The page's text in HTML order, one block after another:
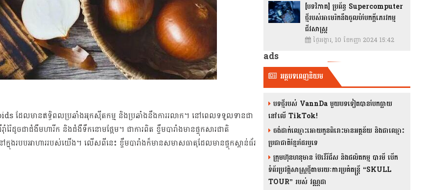
ដែលមានឥទ្ធិពលប្រឆាំងអុកស៊ីតកម្ម និងប្រឆាំងនឹងការរលាក។ នៅពេលទទួលទានជា
ៃដូចជាជំងឺមហារីក និងជំងឺទឹកនោមផ្អែម។ ជាការពិត ខ្ទឹមបារាំងមានផ្ទុកសារជាតិ
របបអាហាររបស់យើង។ លើសពីនេះ ខ្ទឹមបារាំងក៏មានសមាសធាតុដែលមានផ្ទុកស្ពាន់ធ័រ
[បទវិភាគ] ប្រព័ន្ធ Supercomputer
ថ្មីរបស់អាមេរិកនឹងចូលបំបែកក្តីភេរវកម្ម
ជីវសាស្រ្ត
ថ្ងៃអង្គារ, 10 ខែកញ្ញា 2024 15:42
ads
អត្ថបទពេញនិយម
បទថ្មីរបស់ VannDa មួយបទទៀតបានបែកធ្លាយ
នៅលើ TikTok!
ចង់ដាក់ឈ្មោះអោយកូនពិរោះមានអត្ថន័យ និងជាឈ្មោះ
ប្រជាជាតិខ្មែរដែរឬទេ
ក្រុមហ៊ុនហនុមាន ប៊ែវើរីជីស និង​ផលិតកម្ម បារមី​ បើក
ទំព័រប្រវត្តិសាស្ត្រថ្មីតាមរយៈការប្រគំតន្រ្តី “SKULL
TOUR” របស់ វណ្ណដា